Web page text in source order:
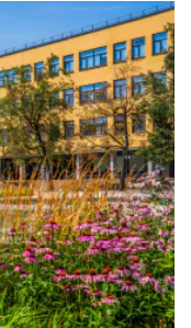
Panevėžys švęs 523-
netikėtai, kai
giminaičiu.
kad vaikas
dėdė, tiesiog
– sako